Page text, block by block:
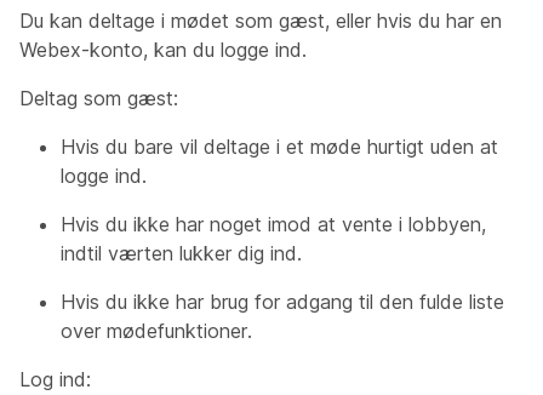
Du kan deltage i mødet som gæst, eller hvis du har en
Webex-konto, kan du logge ind.
Deltag som gæst:
Hvis du bare vil deltage i et møde hurtigt uden at
logge ind.
Hvis du ikke har noget imod at vente i lobbyen,
indtil værten lukker dig ind.
Hvis du ikke har brug for adgang til den fulde liste
over mødefunktioner.
Log ind: